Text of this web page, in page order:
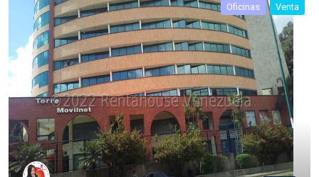
Oficinas Venta